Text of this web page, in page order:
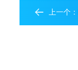
上一个：